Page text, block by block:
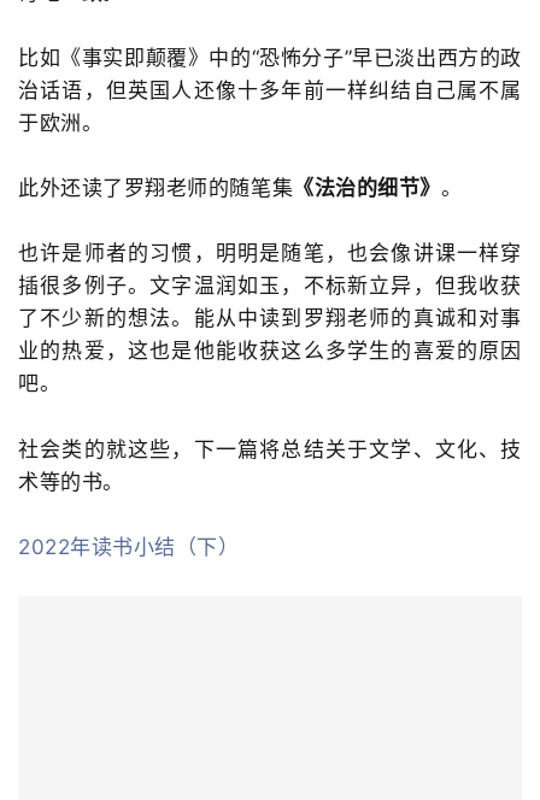
比如《事实即颠覆》中的“恐怖分子”早已淡出西方的政
治话语，但英国人还像十多年前一样纠结自己属不属
于欧洲。
此外还读了罗翔老师的随笔集 《法治的细节》 。
也许是师者的习惯，明明是随笔，也会像讲课一样穿
插很多例子。文字温润如玉，不标新立异，但我收获
了不少新的想法。能从中读到罗翔老师的真诚和对事
业的热爱，这也是他能收获这么多学生的喜爱的原因
吧。
社会类的就这些，下一篇将总结关于文学、文化、技
术等的书。
2022年读书小结（下）